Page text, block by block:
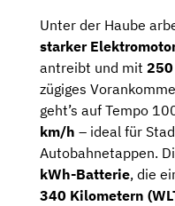
Unter der Haube
starker
antreibt und mit 250
zügiges
geht’s auf Tempo
km/h – ideal für
Autobahnetappen.
kWh-Batterie, die
340 Kilometern